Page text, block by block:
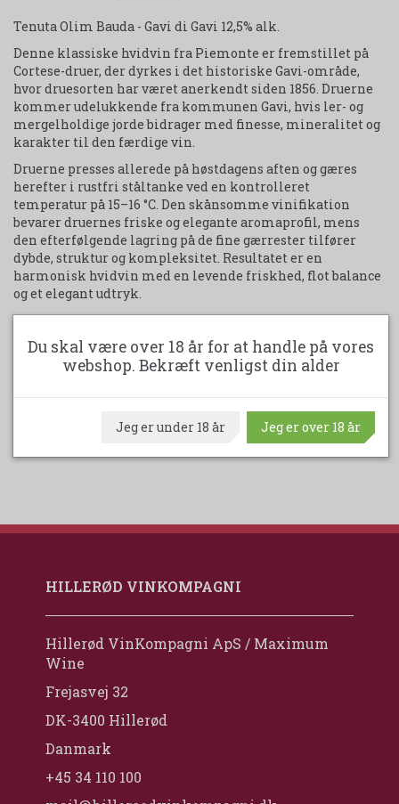
Tenuta Olim Bauda - Gavi di Gavi 12,5% alk.
Denne klassiske hvidvin fra Piemonte er fremstillet på
Cortese-druer, der dyrkes i det historiske Gavi-område,
hvor druesorten har været anerkendt siden 1856. Druerne
kommer udelukkende fra kommunen Gavi, hvis ler- og
mergelholdige jorde bidrager med finesse, mineralitet og
karakter til den færdige vin.
Druerne presses allerede på høstdagens aften og gæres
herefter i rustfri ståltanke ved en kontrolleret
temperatur på 15–16 °C. Den skånsomme vinifikation
bevarer druernes friske og elegante aromaprofil, mens
den efterfølgende lagring på de fine gærrester tilfører
dybde, struktur og kompleksitet. Resultatet er en
harmonisk hvidvin med en levende friskhed, flot balance
og et elegant udtryk.
Vinen er en fremragende ledsager til fisk og skaldyr,
risotto med grønne grøntsager samt lette kyllingeretter,
hvor dens friske syre og fine struktur kommer særligt til
Udskriv produktark
HILLERØD VINKOMPAGNI
Hillerød VinKompagni ApS / Maximum
Wine
Frejasvej 32
DK-3400 Hillerød
Danmark
+45 34 110 100
Du skal være over 18 år for at handle på vores
webshop. Bekræft venligst din alder
Jeg er under 18 år Jeg er over 18 år